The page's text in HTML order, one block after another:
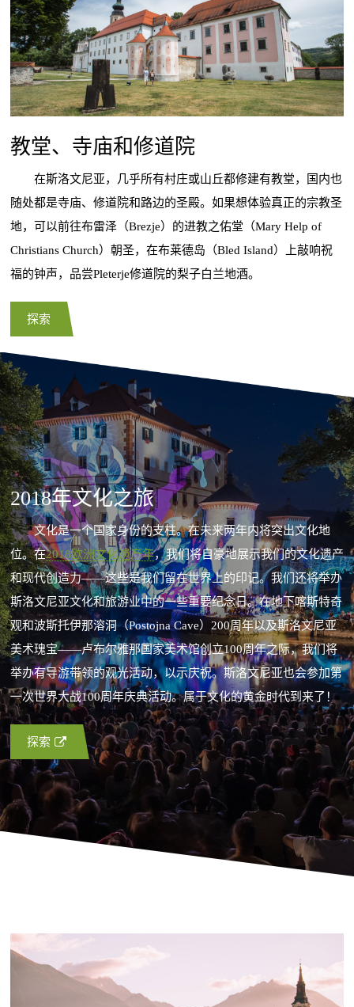
教堂、寺庙和修道院
在斯洛文尼亚，几乎所有村庄或山丘都修建有教堂，国内也
随处都是寺庙、修道院和路边的圣殿。如果想体验真正的宗教圣
地，可以前往布雷泽（Brezje）的进教之佑堂（Mary Help of
Christians Church）朝圣，在布莱德岛（Bled Island）上敲响祝
福的钟声，品尝Pleterje修道院的梨子白兰地酒。
探索
2018年文化之旅
文化是一个国家身份的支柱。在未来两年内将突出文化地
位。在2018欧洲文化遗产年，我们将自豪地展示我们的文化遗产
和现代创造力——这些是我们留在世界上的印记。我们还将举办
斯洛文尼亚文化和旅游业中的一些重要纪念日。在地下喀斯特奇
观和波斯托伊那溶洞（Postojna Cave）200周年以及斯洛文尼亚
美术瑰宝——卢布尔雅那国家美术馆创立100周年之际，我们将
举办有导游带领的观光活动，以示庆祝。斯洛文尼亚也会参加第
一次世界大战100周年庆典活动。属于文化的黄金时代到来了！
探索